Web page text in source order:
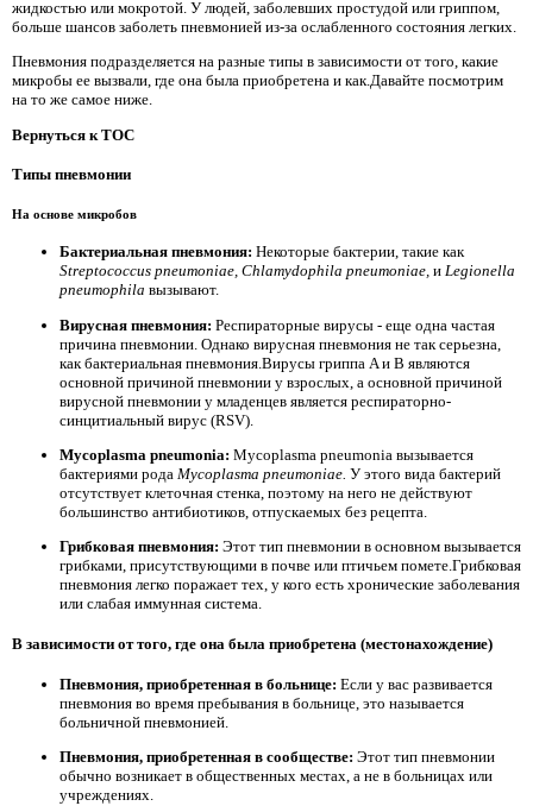
жидкостью или мокротой. У людей, заболевших простудой или гриппом,
больше шансов заболеть пневмонией из-за ослабленного состояния легких.
Пневмония подразделяется на разные типы в зависимости от того, какие
микробы ее вызвали, где она была приобретена и как.Давайте посмотрим
на то же самое ниже.
Вернуться к TOC
Типы пневмонии
На основе микробов
Бактериальная пневмония: Некоторые бактерии, такие как
Streptococcus pneumoniae, Chlamydophila pneumoniae, и Legionella
pneumophila вызывают.
Вирусная пневмония: Респираторные вирусы - еще одна частая
причина пневмонии. Однако вирусная пневмония не так серьезна,
как бактериальная пневмония.Вирусы гриппа A и B являются
основной причиной пневмонии у взрослых, а основной причиной
вирусной пневмонии у младенцев является респираторно-
синцитиальный вирус (RSV).
Mycoplasma pneumonia: Mycoplasma pneumonia вызывается
бактериями рода Mycoplasma pneumoniae. У этого вида бактерий
отсутствует клеточная стенка, поэтому на него не действуют
большинство антибиотиков, отпускаемых без рецепта.
Грибковая пневмония: Этот тип пневмонии в основном вызывается
грибками, присутствующими в почве или птичьем помете.Грибковая
пневмония легко поражает тех, у кого есть хронические заболевания
или слабая иммунная система.
В зависимости от того, где она была приобретена (местонахождение)
Пневмония, приобретенная в больнице: Если у вас развивается
пневмония во время пребывания в больнице, это называется
больничной пневмонией.
Пневмония, приобретенная в сообществе: Этот тип пневмонии
обычно возникает в общественных местах, а не в больницах или
учреждениях.